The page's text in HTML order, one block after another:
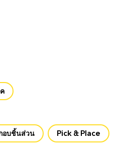
อบชิ้นส่วน Pick & Place